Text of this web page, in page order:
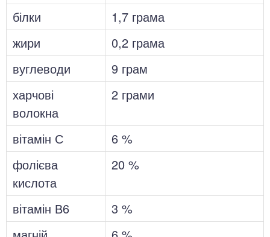
білки
1,7 грама
жири
0,2 грама
вуглеводи
9 грам
харчові
волокна
2 грами
вітамін С
6 %
фолієва
кислота
20 %
вітамін В6
3 %